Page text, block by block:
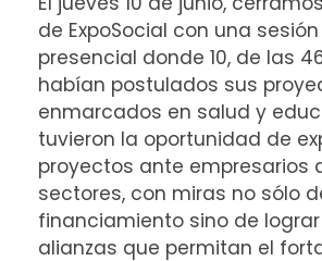
de ExpoSocial con una
presencial donde 10, de las
habían postulados sus
enmarcados en salud y
tuvieron la oportunidad de
proyectos ante empresarios
sectores, con miras no sólo
financiamiento sino de
alianzas que permitan el